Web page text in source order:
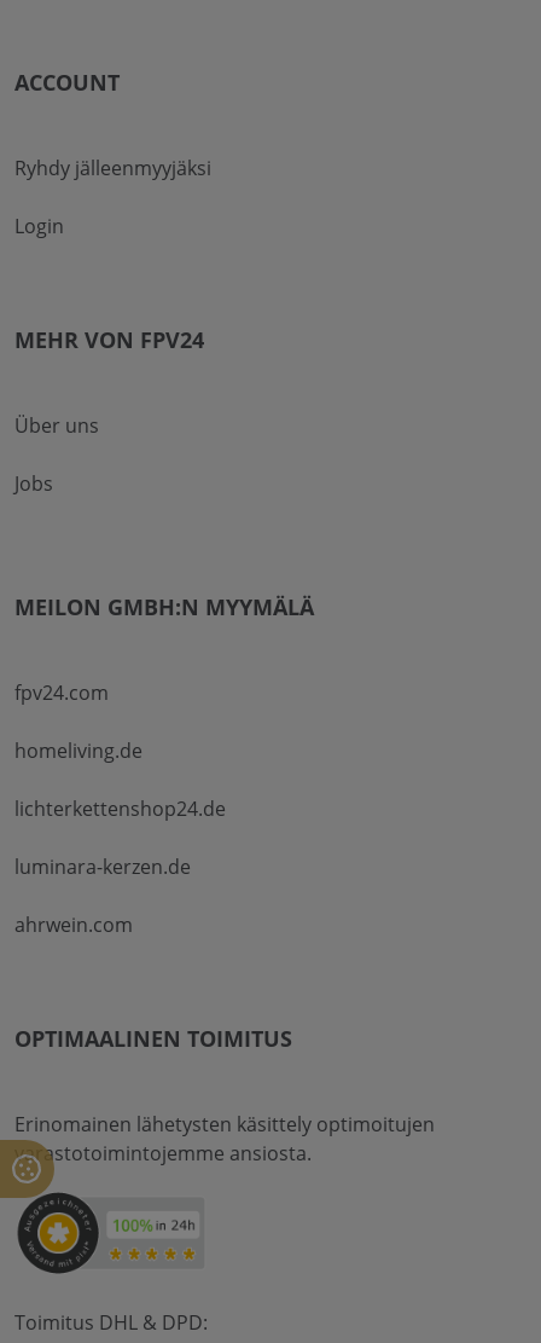
ACCOUNT
Ryhdy jälleenmyyjäksi
Login
MEHR VON FPV24
Über uns
Jobs
MEILON GMBH:N MYYMÄLÄ
fpv24.com
homeliving.de
lichterkettenshop24.de
luminara-kerzen.de
ahrwein.com
OPTIMAALINEN TOIMITUS
Erinomainen lähetysten käsittely optimoitujen
varastotoimintojemme ansiosta.
Toimitus DHL & DPD: